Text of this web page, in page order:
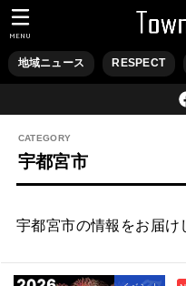
地域ニュース RESPECT
MENU
宇都宮市
宇都宮市の情報をお届け